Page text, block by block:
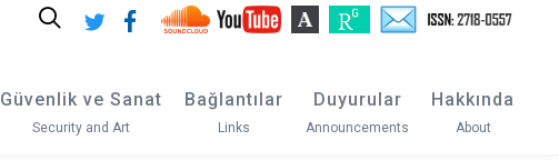
Güvenlik ve Sanat
Security and Art
Bağlantılar
Links
Duyurular
Announcements
Hakkında
About